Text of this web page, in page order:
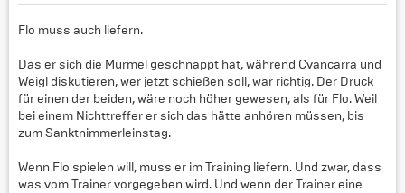
Flo muss auch liefern.
Das er sich die Murmel geschnappt hat, während Cvancarra und
Weigl diskutieren, wer jetzt schießen soll, war richtig. Der Druck
für einen der beiden, wäre noch höher gewesen, als für Flo. Weil
bei einem Nichttreffer er sich das hätte anhören müssen, bis
zum Sanktnimmerleinstag.
Wenn Flo spielen will, muss er im Training liefern. Und zwar, dass
was vom Trainer vorgegeben wird. Und wenn der Trainer eine